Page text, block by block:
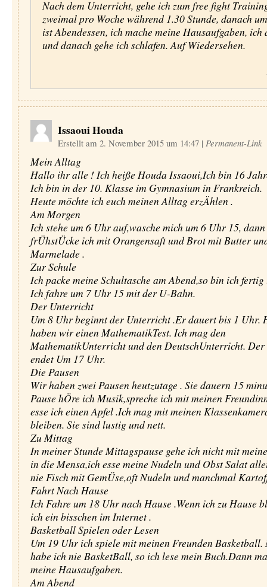
Nach dem Unterricht, gehe ich zum free fight
zweimal pro Woche während 1.30 Stunde, danach
ist Abendessen, ich mache meine Hausaufgaben, ich
und danach gehe ich schlafen. Auf Wiedersehen.
Issaoui Houda
Erstellt am 2. November 2015 um 14:47 | Permanent-Link
Mein Alltag
Hallo ihr alle ! Ich heiße Houda Issaoui,Ich bin 16
Ich bin in der 10. Klasse im Gymnasium in Frankreich.
Heute möchte ich euch meinen Alltag erzÄhlen .
Am Morgen
Ich stehe um 6 Uhr auf,wasche mich um 6 Uhr 15, dann
frÜhstÜcke ich mit Orangensaft und Brot mit Butter
Marmelade .
Zur Schule
Ich packe meine Schultasche am Abend,so bin ich
Ich fahre um 7 Uhr 15 mit der U-Bahn.
Der Unterricht
Um 8 Uhr beginnt der Unterricht .Er dauert bis 1 Uhr.
haben wir einen MathematikTest. Ich mag den
MathematikUnterricht und den DeutschUnterricht.
endet Um 17 Uhr.
Die Pausen
Wir haben zwei Pausen heutzutage . Sie dauern 15
Pause hÖre ich Musik,spreche ich mit meinen
esse ich einen Apfel .Ich mag mit meinen
bleiben. Sie sind lustig und nett.
Zu Mittag
In meiner Stunde Mittagspause gehe ich nicht mit
in die Mensa,ich esse meine Nudeln und Obst Salat
nie Fisch mit GemÜse,oft Nudeln und manchmal
Fahrt Nach Hause
Ich Fahre um 18 Uhr nach Hause .Wenn ich zu Hause
ich ein bisschen im Internet .
Basketball Spielen oder Lesen
Um 19 Uhr ich spiele mit meinen Freunden Basketball.
habe ich nie BasketBall, so ich lese mein Buch.Dann
meine Hausaufgaben.
Am Abend